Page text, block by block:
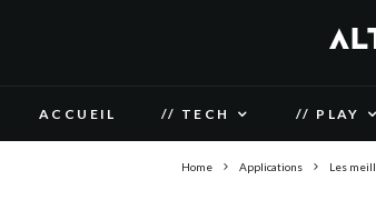
ACCUEIL // TECH // PLAY
Home Applications Les